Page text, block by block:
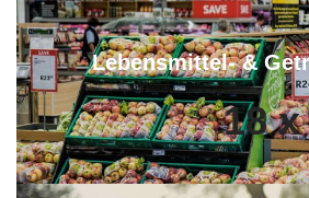
Lebensmittel- &
18 x